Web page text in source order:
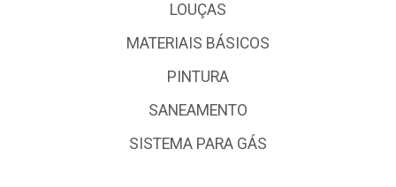
LOUÇAS
MATERIAIS BÁSICOS
PINTURA
SANEAMENTO
SISTEMA PARA GÁS